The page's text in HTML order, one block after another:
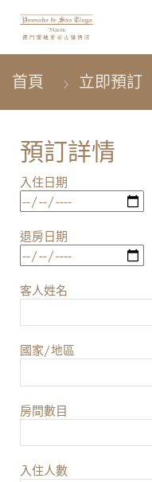
立即預訂
預訂詳情
入住日期
退房日期
客人姓名
國家/地區
房間數目
入住人數